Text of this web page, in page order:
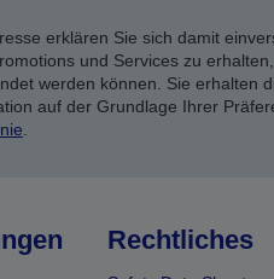
erklären Sie sich damit
und Services zu
werden können. Sie erhalten
auf der Grundlage Ihrer
Rechtliches